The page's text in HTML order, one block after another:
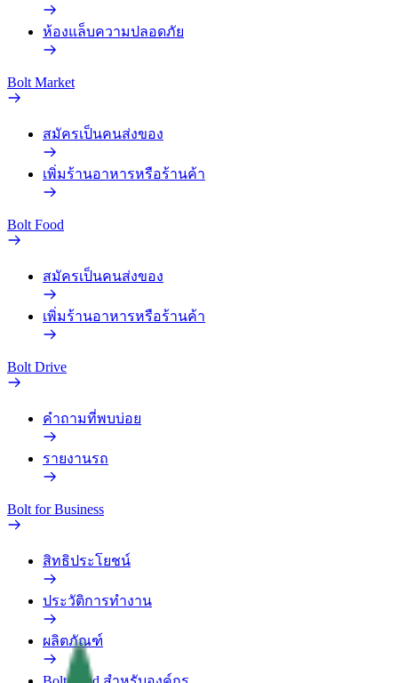
ห้องแล็บความปลอดภัย
Bolt Market
สมัครเป็นคนส่งของ
เพิ่มร้านอาหารหรือร้านค้า
Bolt Food
สมัครเป็นคนส่งของ
เพิ่มร้านอาหารหรือร้านค้า
Bolt Drive
คำถามที่พบบ่อย
รายงานรถ
Bolt for Business
สิทธิประโยชน์
ประวัติการทำงาน
ผลิตภัณฑ์